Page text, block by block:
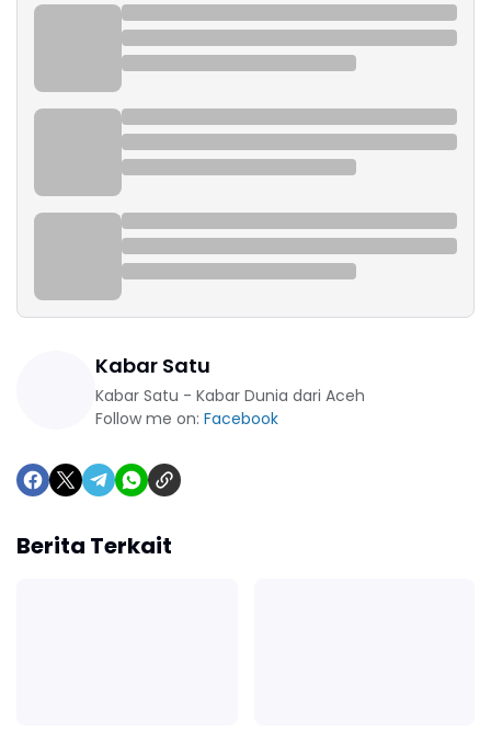
Kabar Satu
Kabar Satu - Kabar Dunia dari Aceh
Follow me on: Facebook
Berita Terkait